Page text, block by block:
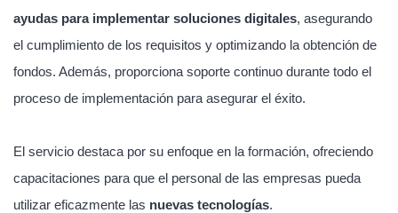
ayudas para implementar soluciones digitales, asegurando
el cumplimiento de los requisitos y optimizando la obtención de
fondos. Además, proporciona soporte continuo durante todo el
proceso de implementación para asegurar el éxito.
El servicio destaca por su enfoque en la formación, ofreciendo
capacitaciones para que el personal de las empresas pueda
utilizar eficazmente las nuevas tecnologías.